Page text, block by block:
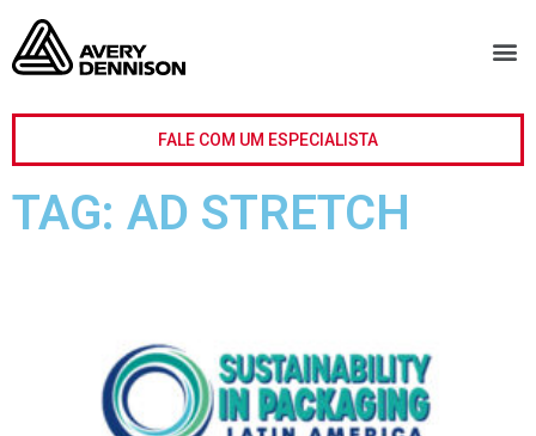
FALE COM UM ESPECIALISTA
TAG: AD STRETCH